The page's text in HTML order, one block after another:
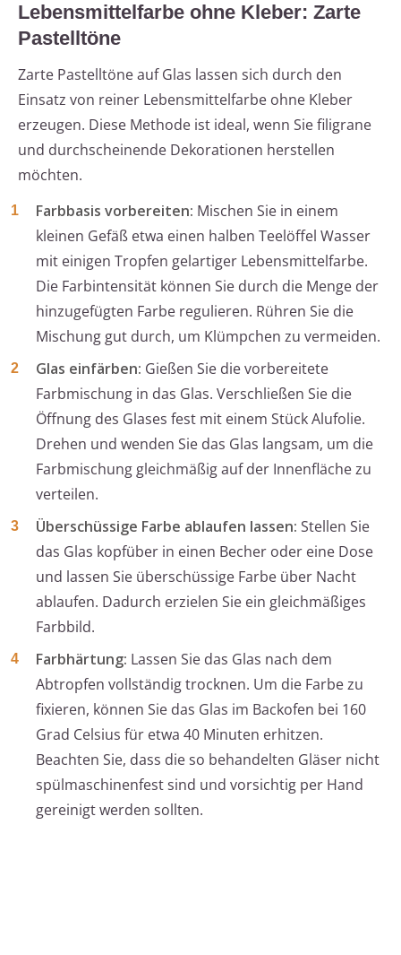
Lebensmittelfarbe ohne Kleber: Zarte
Pastelltöne
Zarte Pastelltöne auf Glas lassen sich durch den
Einsatz von reiner Lebensmittelfarbe ohne Kleber
erzeugen. Diese Methode ist ideal, wenn Sie filigrane
und durchscheinende Dekorationen herstellen
möchten.
Farbbasis vorbereiten: Mischen Sie in einem
kleinen Gefäß etwa einen halben Teelöffel Wasser
mit einigen Tropfen gelartiger Lebensmittelfarbe.
Die Farbintensität können Sie durch die Menge der
hinzugefügten Farbe regulieren. Rühren Sie die
Mischung gut durch, um Klümpchen zu vermeiden.
Glas einfärben: Gießen Sie die vorbereitete
Farbmischung in das Glas. Verschließen Sie die
Öffnung des Glases fest mit einem Stück Alufolie.
Drehen und wenden Sie das Glas langsam, um die
Farbmischung gleichmäßig auf der Innenfläche zu
verteilen.
Überschüssige Farbe ablaufen lassen: Stellen Sie
das Glas kopfüber in einen Becher oder eine Dose
und lassen Sie überschüssige Farbe über Nacht
ablaufen. Dadurch erzielen Sie ein gleichmäßiges
Farbbild.
Farbhärtung: Lassen Sie das Glas nach dem
Abtropfen vollständig trocknen. Um die Farbe zu
fixieren, können Sie das Glas im Backofen bei 160
Grad Celsius für etwa 40 Minuten erhitzen.
Beachten Sie, dass die so behandelten Gläser nicht
spülmaschinenfest sind und vorsichtig per Hand
gereinigt werden sollten.